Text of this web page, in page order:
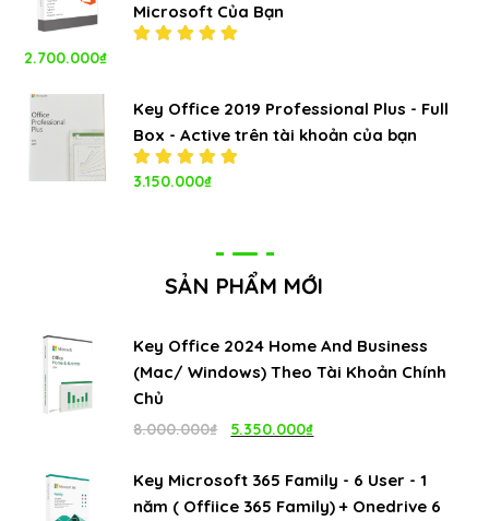
Microsoft Của Bạn
sao
2.700.000₫
Key Office 2019 Professional Plus - Full
Box - Active trên tài khoản của bạn
Được xếp
3.150.000₫
SẢN PHẨM MỚI
Key Office 2024 Home And Business
(Mac/ Windows) Theo Tài Khoản Chính
Chủ
8.000.000₫
Giá
là:
5.350.000₫
tại
Key Microsoft 365 Family - 6 User - 1
năm ( Offiice 365 Family) + Onedrive 6